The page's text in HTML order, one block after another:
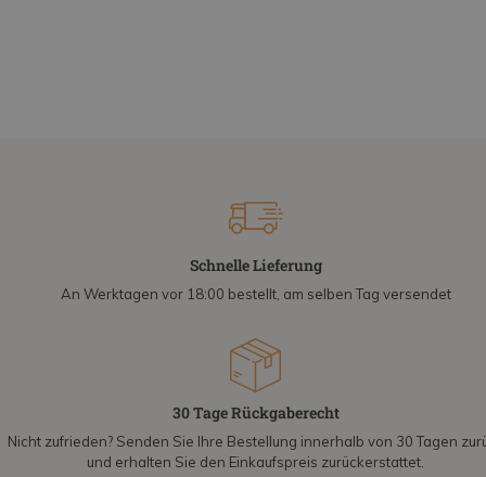
Schnelle Lieferung
An Werktagen vor 18:00 bestellt, am selben Tag versendet
30 Tage Rückgaberecht
Nicht zufrieden? Senden Sie Ihre Bestellung innerhalb von 30 Tagen
und erhalten Sie den Einkaufspreis zurückerstattet.